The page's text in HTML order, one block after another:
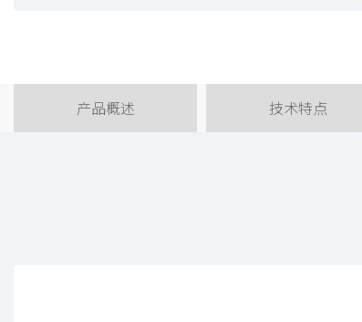
产品概述 技术特点